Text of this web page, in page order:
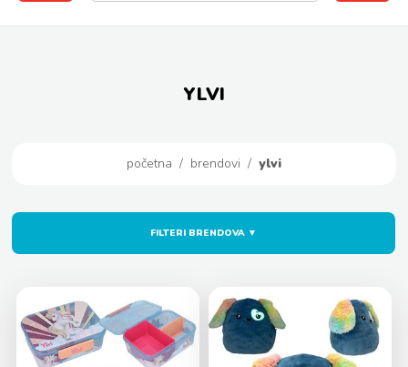
YLVI
početna / brendovi / ylvi
FILTERI BRENDOVA ▼